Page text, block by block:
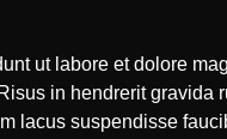
ut labore et dolore
in hendrerit gravida
lacus suspendisse